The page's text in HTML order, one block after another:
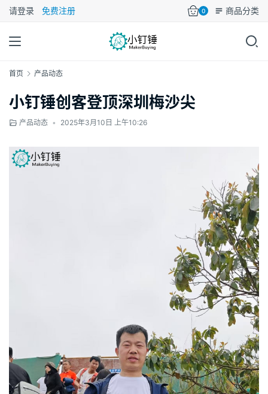
请登录 免费注册 0 商品分类
首页 产品动态
小钉锤创客登顶深圳梅沙尖
产品动态 • 2025年3月10日 上午10:26